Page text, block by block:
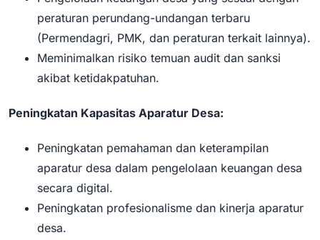
peraturan perundang-undangan terbaru
(Permendagri, PMK, dan peraturan terkait lainnya).
Meminimalkan risiko temuan audit dan sanksi
akibat ketidakpatuhan.
Peningkatan Kapasitas Aparatur Desa:
Peningkatan pemahaman dan keterampilan
aparatur desa dalam pengelolaan keuangan desa
secara digital.
Peningkatan profesionalisme dan kinerja aparatur
desa.